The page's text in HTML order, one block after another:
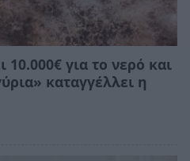
για το νερό και
καταγγέλλει η